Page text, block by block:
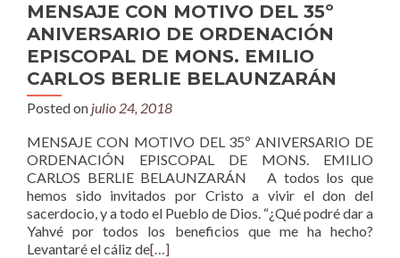
MENSAJE CON MOTIVO DEL 35º
ANIVERSARIO DE ORDENACIÓN
EPISCOPAL DE MONS. EMILIO
CARLOS BERLIE BELAUNZARÁN
Posted on julio 24, 2018
MENSAJE CON MOTIVO DEL 35º ANIVERSARIO DE
ORDENACIÓN EPISCOPAL DE MONS. EMILIO
CARLOS BERLIE BELAUNZARÁN A todos los que
hemos sido invitados por Cristo a vivir el don del
sacerdocio, y a todo el Pueblo de Dios. “¿Qué podré dar a
Yahvé por todos los beneficios que me ha hecho?
Levantaré el cáliz de[…]